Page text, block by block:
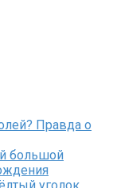
Правда о
большой